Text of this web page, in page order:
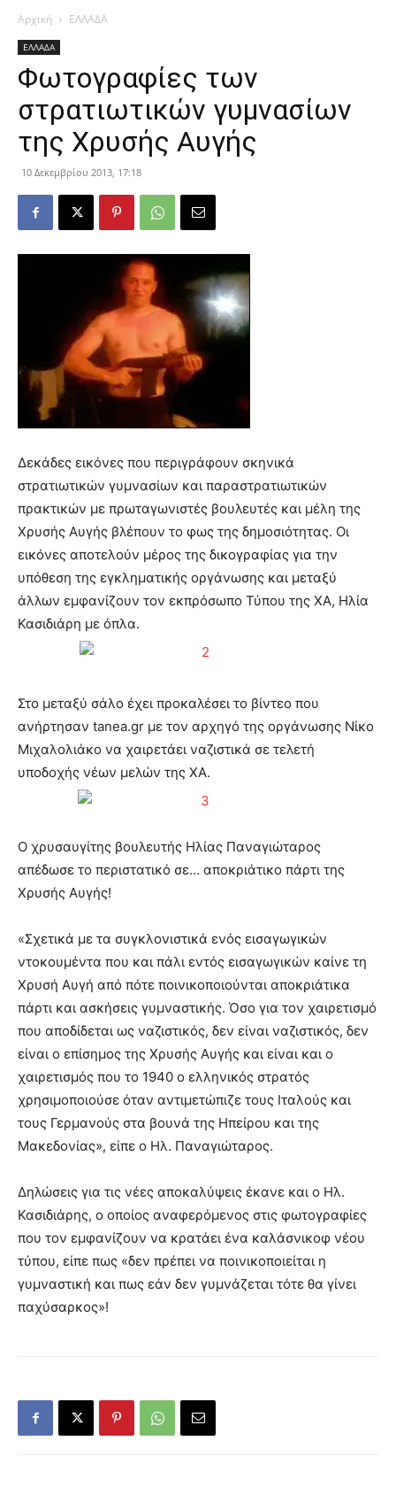
Αρχική ΕΛΛΑΔΑ
ΕΛΛΑΔΑ
Φωτογραφίες των
στρατιωτικών γυμνασίων
της Χρυσής Αυγής
10 Δεκεμβρίου 2013, 17:18
Δεκάδες εικόνες που περιγράφουν σκηνικά
στρατιωτικών γυμνασίων και παραστρατιωτικών
πρακτικών με πρωταγωνιστές βουλευτές και μέλη της
Χρυσής Αυγής βλέπουν το φως της δημοσιότητας. Οι
εικόνες αποτελούν μέρος της δικογραφίας για την
υπόθεση της εγκληματικής οργάνωσης και μεταξύ
άλλων εμφανίζουν τον εκπρόσωπο Τύπου της ΧΑ, Ηλία
Κασιδιάρη με όπλα.
Στο μεταξύ σάλο έχει προκαλέσει το βίντεο που
ανήρτησαν tanea.gr με τον αρχηγό της οργάνωσης Νίκο
Μιχαλολιάκο να χαιρετάει ναζιστικά σε τελετή
υποδοχής νέων μελών της ΧΑ.
O χρυσαυγίτης βουλευτής Ηλίας Παναγιώταρος
απέδωσε το περιστατικό σε… αποκριάτικο πάρτι της
Χρυσής Αυγής!
«Σχετικά με τα συγκλονιστικά ενός εισαγωγικών
ντοκουμέντα που και πάλι εντός εισαγωγικών καίνε τη
Χρυσή Αυγή από πότε ποινικοποιούνται αποκριάτικα
πάρτι και ασκήσεις γυμναστικής. Όσο για τον χαιρετισμό
που αποδίδεται ως ναζιστικός, δεν είναι ναζιστικός, δεν
είναι ο επίσημος της Χρυσής Αυγής και είναι και ο
χαιρετισμός που το 1940 ο ελληνικός στρατός
χρησιμοποιούσε όταν αντιμετώπιζε τους Ιταλούς και
τους Γερμανούς στα βουνά της Ηπείρου και της
Μακεδονίας», είπε ο Ηλ. Παναγιώταρος.
Δηλώσεις για τις νέες αποκαλύψεις έκανε και ο Ηλ.
Κασιδιάρης, ο οποίος αναφερόμενος στις φωτογραφίες
που τον εμφανίζουν να κρατάει ένα καλάσνικοφ νέου
τύπου, είπε πως «δεν πρέπει να ποινικοποιείται η
γυμναστική και πως εάν δεν γυμνάζεται τότε θα γίνει
παχύσαρκος»!